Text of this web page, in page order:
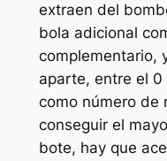
extraen del
bola adicional
complementario,
aparte, entre el
como número de
conseguir el
bote, hay que